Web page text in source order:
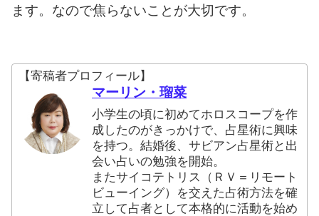
ます。なので焦らないことが大切です。
【寄稿者プロフィール】
マーリン・瑠菜
小学生の頃に初めてホロスコープを作
成したのがきっかけで、占星術に興味
を持つ。結婚後、サビアン占星術と出
会い占いの勉強を開始。
またサイコテトリス（ＲＶ＝リモート
ビューイング）を交えた占術方法を確
立して占者として本格的に活動を始め